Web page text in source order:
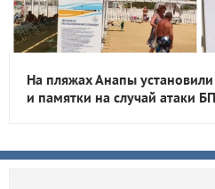
На пляжах Анапы
и памятки на случай атаки